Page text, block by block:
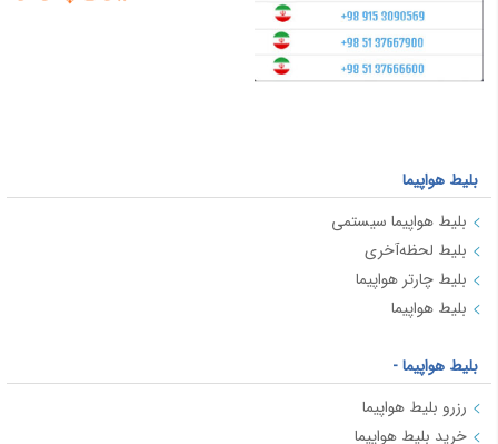
بلیط هواپیما
بلیط هواپیما سیستمی
بلیط لحظه‌آخری
بلیط چارتر هواپیما
بلیط هواپیما
بلیط هواپیما -
رزرو بلیط هواپیما
خرید بلیط هواپیما